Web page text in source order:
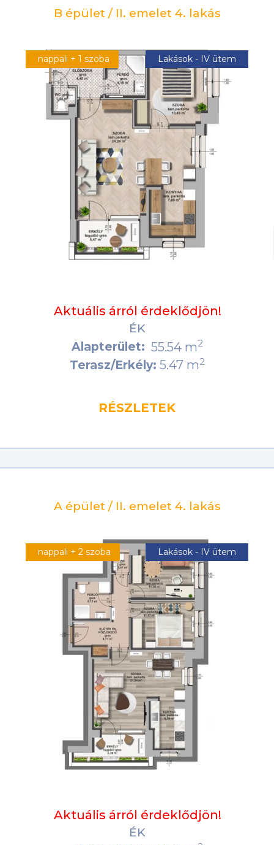
B épület / II. emelet 4. lakás
nappali + 1 szoba Lakások - IV ütem
Aktuális árról érdeklődjön!
ÉK
Alapterület: 55.54 m2
Terasz/Erkély: 5.47 m2
RÉSZLETEK
A épület / II. emelet 4. lakás
nappali + 2 szoba Lakások - IV ütem
Aktuális árról érdeklődjön!
ÉK